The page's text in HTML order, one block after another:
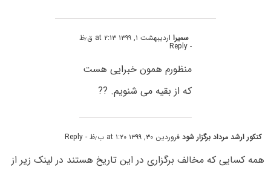
سمیرااردیبهشت ۱, ۱۳۹۹ at ۲:۱۳ ق٫ظ
- Reply
منظورم همون خبرایی هست
که از بقیه می شنویم. ??
کنکور ارشد مرداد برگزار شودفروردین ۳۰, ۱۳۹۹ at ۱:۲۰ ب٫ظ - Reply
همه کسایی که مخالف برگزاری در این تاریخ هستند در لینک زیر از